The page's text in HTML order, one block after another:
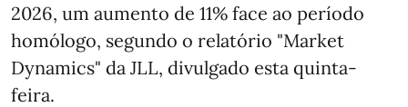
2026, um aumento de 11% face ao período
homólogo, segundo o relatório "Market
Dynamics" da JLL, divulgado esta quinta-
feira.